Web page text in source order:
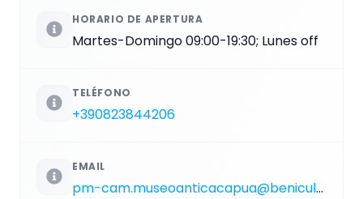
HORARIO DE APERTURA
Martes-Domingo 09:00-19:30; Lunes off
TELÉFONO
+390823844206
EMAIL
pm-cam.museoanticacapua@beniculturali.it